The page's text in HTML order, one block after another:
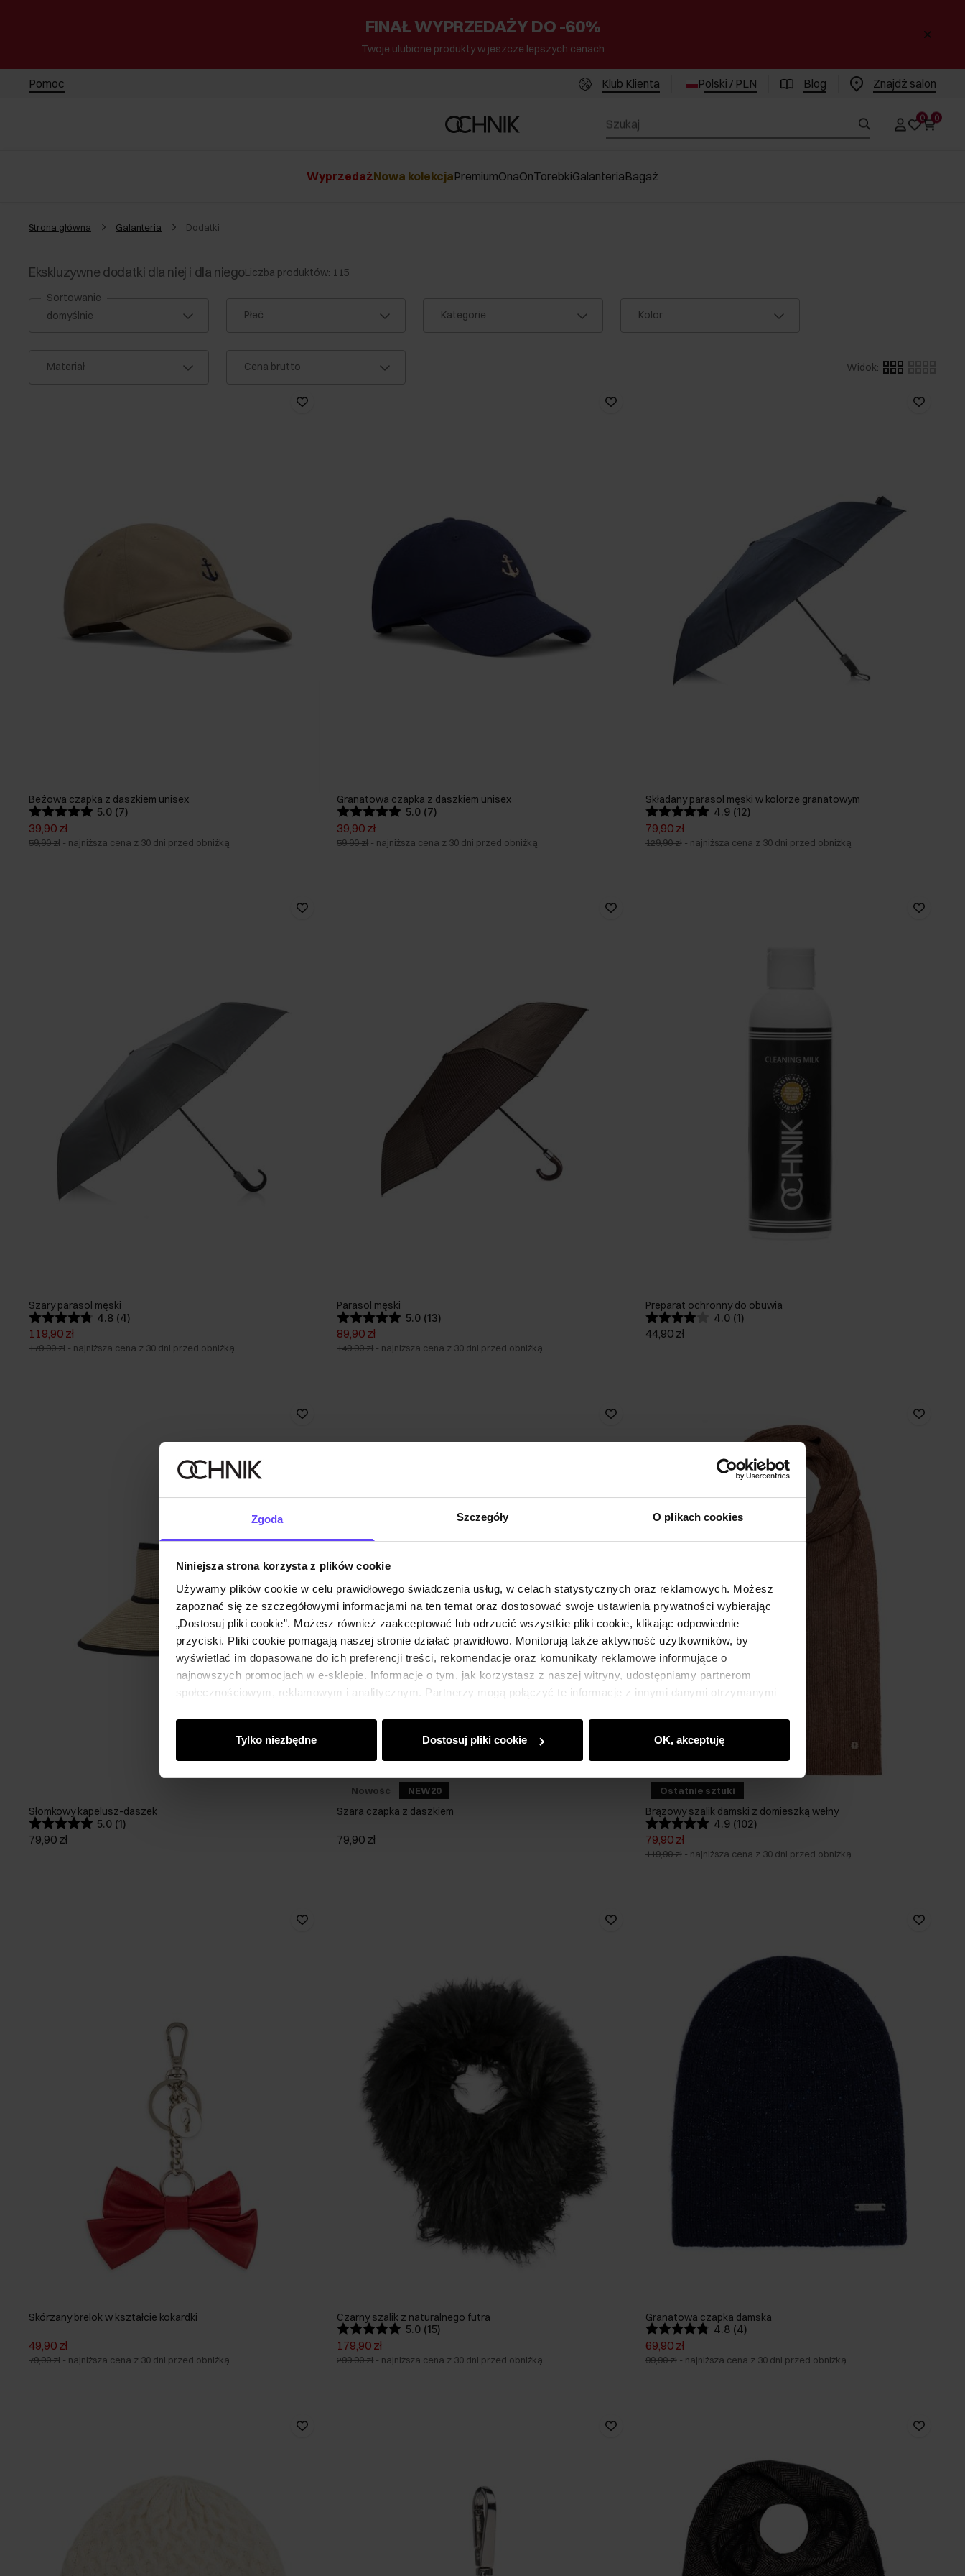
Zgoda Szczegóły O plikach cookies
Niniejsza strona korzysta z plików cookie
Używamy plików cookie w celu prawidłowego świadczenia usług, w celach statystycznych oraz reklamowych. Możesz
zapoznać się ze szczegółowymi informacjami na ten temat oraz dostosować swoje ustawienia prywatności wybierając
„Dostosuj pliki cookie”. Możesz również zaakceptować lub odrzucić wszystkie pliki cookie, klikając odpowiednie
przyciski. Pliki cookie pomagają naszej stronie działać prawidłowo. Monitorują także aktywność użytkowników, by
wyświetlać im dopasowane do ich preferencji treści, rekomendacje oraz komunikaty reklamowe informujące o
najnowszych promocjach w e-sklepie. Informacje o tym, jak korzystasz z naszej witryny, udostępniamy partnerom
społecznościowym, reklamowym i analitycznym. Partnerzy mogą połączyć te informacje z innymi danymi otrzymanymi
od Ciebie lub uzyskanymi podczas korzystania z ich usług.
Tylko niezbędne Dostosuj pliki cookie OK, akceptuję
FINAŁ WYPRZEDAŻY DO -60%
Twoje ulubione produkty w jeszcze lepszych cenach
Pomoc Klub Klienta Polski / PLN Blog Znajdż salon
0 0
WyprzedażNowa kolekcjaPremiumOnaOnTorebkiGalanteriaBagaż
Strona główna Galanteria Dodatki
Ekskluzywne dodatki dla niej i dla niegoLiczba produktów: 115
Sortowanie
Płeć
Kategorie Kolor
Materiał Cena brutto Widok:
Beżowa czapka z daszkiem unisex
5.0 (7)
39,90 zł
59,90 zł - najniższa cena z 30 dni przed obniżką
Granatowa czapka z daszkiem unisex
5.0 (7)
39,90 zł
59,90 zł - najniższa cena z 30 dni przed obniżką
Składany parasol męski w kolorze granatowym
4.9 (12)
79,90 zł
129,90 zł - najniższa cena z 30 dni przed obniżką
Szary parasol męski
4.8 (4)
119,90 zł
179,90 zł - najniższa cena z 30 dni przed obniżką
Parasol męski
5.0 (13)
89,90 zł
149,90 zł - najniższa cena z 30 dni przed obniżką
Preparat ochronny do obuwia
4.0 (1)
44,90 zł
Słomkowy kapelusz-daszek
5.0 (1)
79,90 zł
Nowość NEW20
Szara czapka z daszkiem
79,90 zł
Ostatnie sztuki
Brązowy szalik damski z domieszką wełny
4.9 (102)
79,90 zł
119,90 zł - najniższa cena z 30 dni przed obniżką
Skórzany brelok w kształcie kokardki
49,90 zł
79,90 zł - najniższa cena z 30 dni przed obniżką
Czarny szalik z naturalnego futra
5.0 (15)
179,90 zł
299,90 zł - najniższa cena z 30 dni przed obniżką
Granatowa czapka damska
4.8 (4)
69,90 zł
99,90 zł - najniższa cena z 30 dni przed obniżką